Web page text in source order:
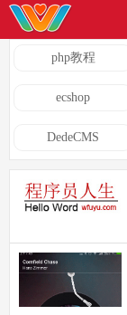
php教程
ecshop
DedeCMS